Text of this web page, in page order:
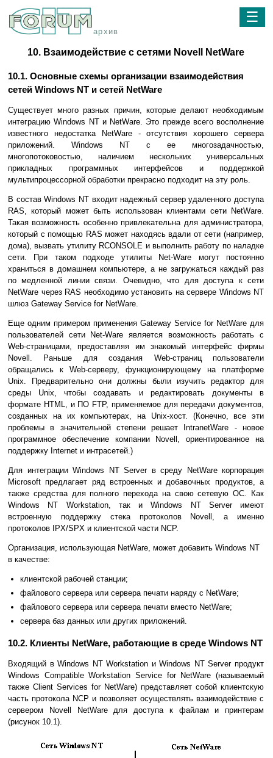
архив
☰
10. Взаимодействие с сетями Novell NetWare
10.1. Основные схемы организации взаимодействия
сетей Windows NT и сетей NetWare
Существует много разных причин, которые делают необходимым
интеграцию Windows NT и NetWare. Это прежде всего восполнение
известного недостатка NetWare - отсутствия хорошего сервера
приложений. Windows NT с ее многозадачностью,
многопотоковостью, наличием нескольких универсальных
прикладных программных интерфейсов и поддержкой
мультипроцессорной обработки прекрасно подходит на эту роль.
В состав Windows NT входит надежный сервер удаленного доступа
RAS, который может быть использован клиентами сети NetWare.
Такая возможность особенно привлекательна для администратора,
который с помощью RAS может находясь вдали от сети (например,
дома), вызвать утилиту RCONSOLE и выполнить работу по наладке
сети. При таком подходе утилиты Net-Ware могут постоянно
храниться в домашнем компьютере, а не загружаться каждый раз
по медленной линии связи. Очевидно, что для доступа к сети
NetWare через RAS необходимо установить на сервере Windows NT
шлюз Gateway Service for NetWare.
Еще одним примером применения Gateway Service for NetWare для
пользователей сети Net-Ware является возможность работать с
Web-страницами, предоставляя им знакомый интерфейс фирмы
Novell. Раньше для создания Web-страниц пользователи
обращались к Web-серверу, функционирующему на платформе
Unix. Предварительно они должны были изучить редактор для
среды Unix, чтобы создавать и редактировать документы в
формате HTML, и ПО FTP, применяемое для передачи документов,
созданных на их компьютерах, на Unix-хост. (Конечно, все эти
проблемы в значительной степени решает IntranetWare - новое
программное обеспечение компании Novell, ориентированное на
поддержку Internet и интрасетей.)
Для интеграции Windows NT Server в среду NetWare корпорация
Microsoft предлагает ряд встроенных и добавочных продуктов, а
также средства для полного перехода на свою сетевую ОС. Как
Windows NT Workstation, так и Windows NT Server имеют
встроенную поддержку стека протоколов Novell, а именно
протоколов IPX/SPX и клиентской части NCP.
Организация, использующая NetWare, может добавить Windows NT
в качестве:
клиентской рабочей станции;
файлового сервера или сервера печати наряду с NetWare;
файлового сервера или сервера печати вместо NetWare;
сервера баз данных или других приложений.
10.2. Клиенты NetWare, работающие в среде Windows NT
Входящий в Windows NT Workstation и Windows NT Server продукт
Windows Compatible Workstation Service for NetWare (называемый
также Client Services for NetWare) представляет собой клиентскую
часть протокола NCP и позволяет осуществлять взаимодействие с
сервером Novell NetWare для доступа к файлам и принтерам
(рисунок 10.1).